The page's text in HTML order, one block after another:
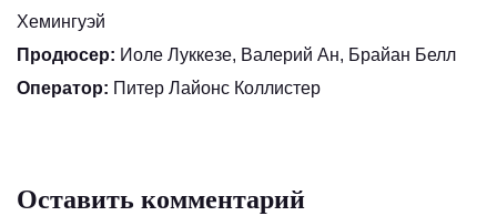
Хемингуэй
Продюсер: Иоле Луккезе, Валерий Ан, Брайан Белл
Оператор: Питер Лайонс Коллистер
Оставить комментарий